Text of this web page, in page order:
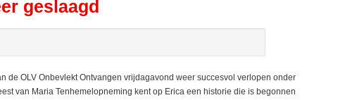
geslaagd
de OLV Onbevlekt Ontvangen vrijdagavond weer succesvol verlopen onder
van Maria Tenhemelopneming kent op Erica een historie die is begonnen